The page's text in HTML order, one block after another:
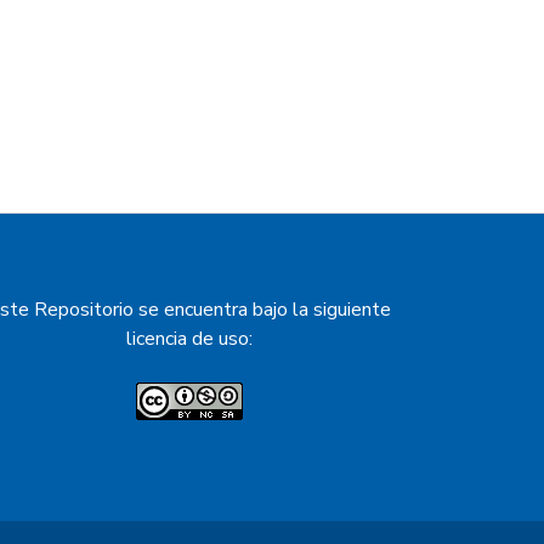
Repositorio se encuentra bajo la siguiente
licencia de uso: